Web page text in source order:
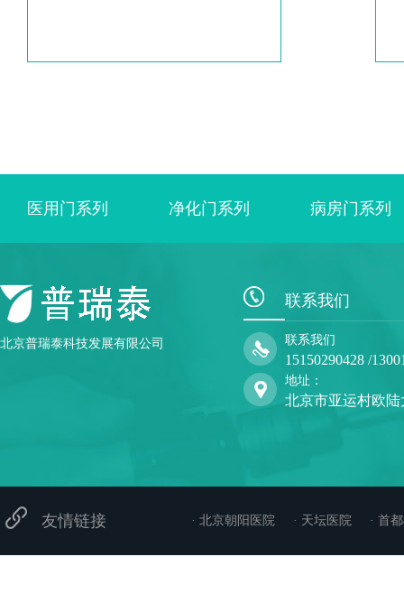
医用门系列 净化门系列 病房门系列
北京普瑞泰科技发展有限公司
联系我们
联系我们
15150290428 /
地址：
北京市亚运村欧陆
友情链接 · 北京朝阳医院 · 天坛医院 · 首